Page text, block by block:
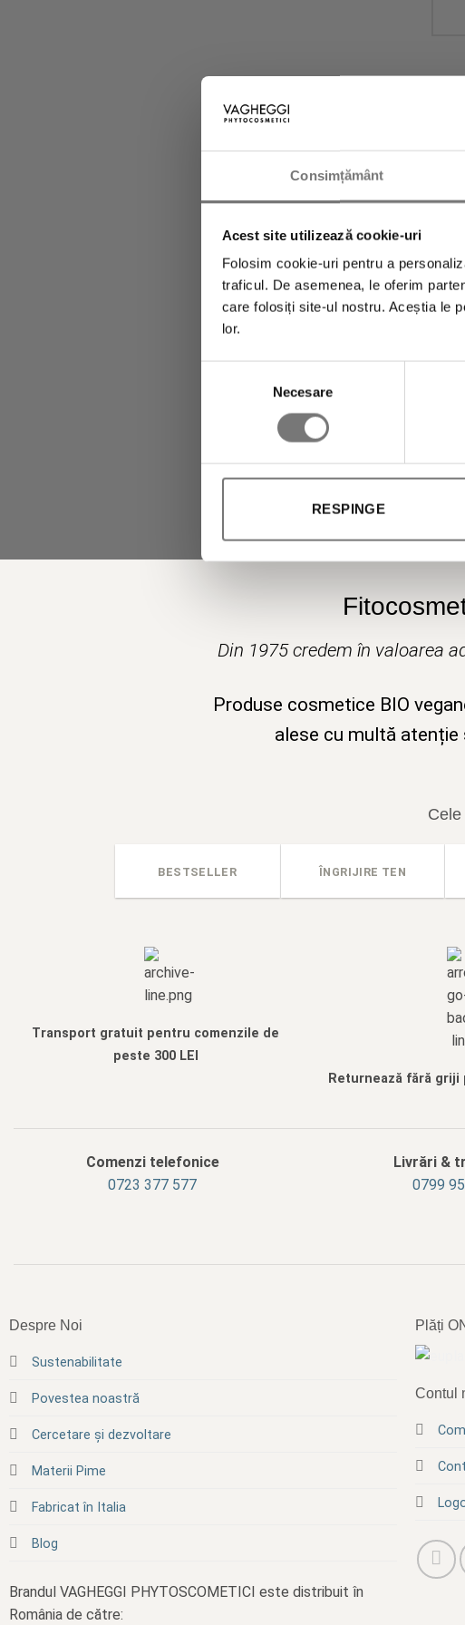
Consimțământ
Acest site utilizează cookie-uri
Folosim cookie-uri pentru a
traficul. De asemenea, le oferim
care folosiți site-ul nostru. Aceștia le
lor.
consimțământului
Necesare
RESPINGE
Din 1975 credem în valoarea
Produse cosmetice BIO
alese cu multă atenție
BESTSELLER ÎNGRIJIRE TEN
Transport gratuit pentru comenzile de
peste 300 LEI
Returnează fără
Comenzi telefonice
0723 377 577
Livrări &
‭0799
Despre Noi
Sustenabilitate
Povestea noastră
Cercetare și dezvoltare
Materii Pime
Fabricat în Italia
Blog
Brandul VAGHEGGI PHYTOSCOMETICI este distribuit în
România de către:
Plăți
Contul